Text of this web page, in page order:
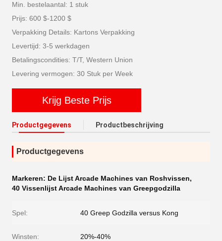
Min. bestelaantal: 1 stuk
Prijs: 600 $-1200 $
Verpakking Details: Kartons Verpakking
Levertijd: 3-5 werkdagen
Betalingscondities: T/T, Western Union
Levering vermogen: 30 Stuk per Week
Krijg Beste Prijs
Productgegevens Productbeschrijving
Productgegevens
Markeren: De Lijst Arcade Machines van Roshvissen,
40 Vissenlijst Arcade Machines van Greepgodzilla
Spel: 40 Greep Godzilla versus Kong
Winsten: 20%-40%